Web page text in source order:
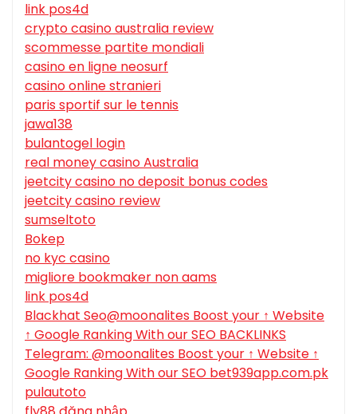
link pos4d
crypto casino australia review
scommesse partite mondiali
casino en ligne neosurf
casino online stranieri
paris sportif sur le tennis
jawa138
bulantogel login
real money casino Australia
jeetcity casino no deposit bonus codes
jeetcity casino review
sumseltoto
Bokep
no kyc casino
migliore bookmaker non aams
link pos4d
Blackhat Seo@moonalites Boost your ↑ Website
↑ Google Ranking With our SEO BACKLINKS
Telegram: @moonalites Boost your ↑ Website ↑
Google Ranking With our SEO bet939app.com.pk
pulautoto